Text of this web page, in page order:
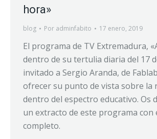
hora»
blog Por adminfabito 17 enero, 2019
El programa de TV Extremadura,
dentro de su tertulia diaria del 17
invitado a Sergio Aranda, de
ofrecer su punto de vista sobre la
dentro del espectro educativo. Os
un extracto de este programa con
completo.